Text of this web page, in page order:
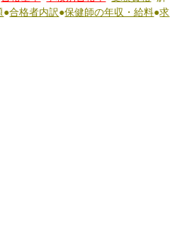
●合格者内訳●保健師の年収・給料●求